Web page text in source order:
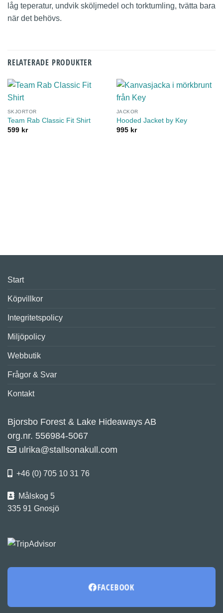
låg teperatur, undvik sköljmedel och torktumling, tvätta bara
när det behövs.
RELATERADE PRODUKTER
SKJORTOR
Team Rab Classic Fit Shirt
599 kr
JACKOR
Hooded Jacket by Key
995 kr
Start
Köpvillkor
Integritetspolicy
Miljöpolicy
Webbutik
Frågor & Svar
Kontakt
Bjorsbo Forest & Lake Hideaways AB
org.nr. 556984-5067
ulrika@stallsonakull.com
+46 (0) 705 10 31 76
Målskog 5
335 91 Gnosjö
FACEBOOK